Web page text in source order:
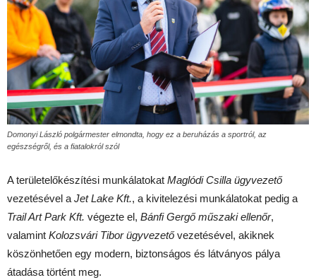
Domonyi László polgármester elmondta, hogy ez a beruházás a sportról, az
egészségről, és a fiatalokról szól
A területelőkészítési munkálatokat Maglódi Csilla ügyvezető
vezetésével a Jet Lake Kft., a kivitelezési munkálatokat pedig a
Trail Art Park Kft. végezte el, Bánfi Gergő műszaki ellenőr,
valamint Kolozsvári Tibor ügyvezetővezetésével, akiknek
köszönhetően egy modern, biztonságos és látványos pálya
átadása történt meg.